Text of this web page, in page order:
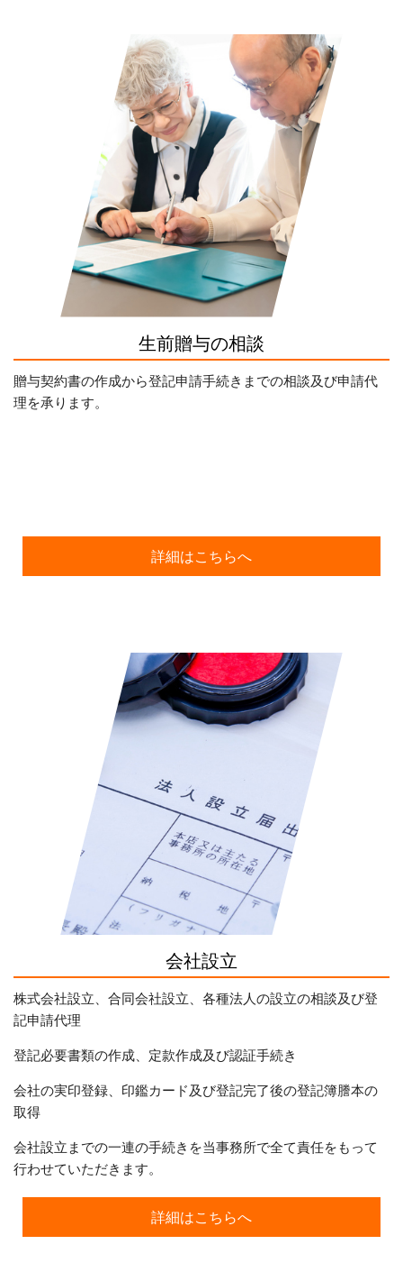
生前贈与の相談
贈与契約書の作成から登記申請手続きまでの相談及び申請代
理を承ります。
詳細はこちらへ
会社設立
株式会社設立、合同会社設立、各種法人の設立の相談及び登
記申請代理
登記必要書類の作成、定款作成及び認証手続き
会社の実印登録、印鑑カード及び登記完了後の登記簿謄本の
取得
会社設立までの一連の手続きを当事務所で全て責任をもって
行わせていただきます。
詳細はこちらへ